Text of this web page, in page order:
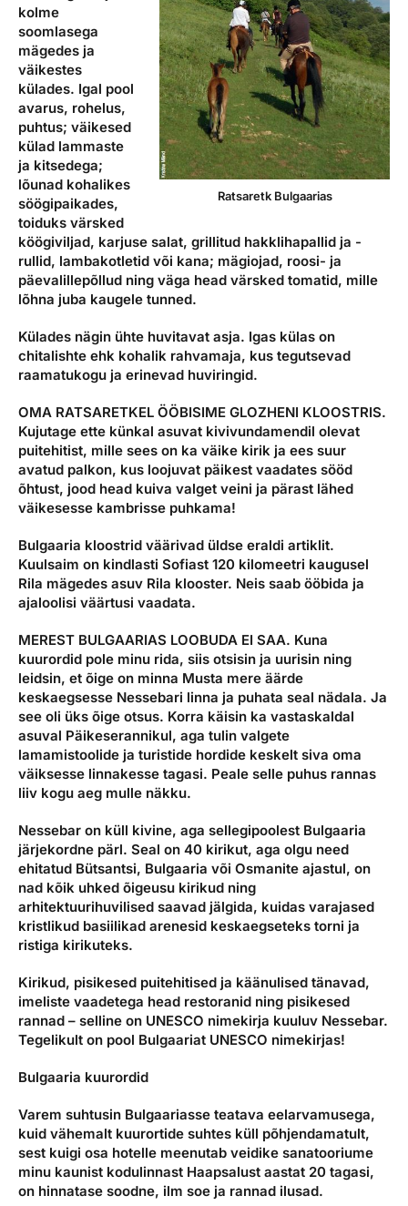
Ratsaretk Bulgaarias
kolme
soomlasega
mägedes ja
väikestes
külades. Igal pool
avarus, rohelus,
puhtus; väikesed
külad lammaste
ja kitsedega;
lõunad kohalikes
söögipaikades,
toiduks värsked
köögiviljad, karjuse salat, grillitud hakklihapallid ja -
rullid, lambakotletid või kana; mägiojad, roosi- ja
päevalillepõllud ning väga head värsked tomatid, mille
lõhna juba kaugele tunned.
Külades nägin ühte huvitavat asja. Igas külas on
chitalishte ehk kohalik rahvamaja, kus tegutsevad
raamatukogu ja erinevad huviringid.
OMA RATSARETKEL ÖÖBISIME GLOZHENI KLOOSTRIS.
Kujutage ette künkal asuvat kivivundamendil olevat
puitehitist, mille sees on ka väike kirik ja ees suur
avatud palkon, kus loojuvat päikest vaadates sööd
õhtust, jood head kuiva valget veini ja pärast lähed
väikesesse kambrisse puhkama!
Bulgaaria kloostrid väärivad üldse eraldi artiklit.
Kuulsaim on kindlasti Sofiast 120 kilomeetri kaugusel
Rila mägedes asuv Rila klooster. Neis saab ööbida ja
ajaloolisi väärtusi vaadata.
MEREST BULGAARIAS LOOBUDA EI SAA. Kuna
kuurordid pole minu rida, siis otsisin ja uurisin ning
leidsin, et õige on minna Musta mere äärde
keskaegsesse Nessebari linna ja puhata seal nädala. Ja
see oli üks õige otsus. Korra käisin ka vastaskaldal
asuval Päikeserannikul, aga tulin valgete
lamamistoolide ja turistide hordide keskelt siva oma
väiksesse linnakesse tagasi. Peale selle puhus rannas
liiv kogu aeg mulle näkku.
Nessebar on küll kivine, aga sellegipoolest Bulgaaria
järjekordne pärl. Seal on 40 kirikut, aga olgu need
ehitatud Bütsantsi, Bulgaaria või Osmanite ajastul, on
nad kõik uhked õigeusu kirikud ning
arhitektuurihuvilised saavad jälgida, kuidas varajased
kristlikud basiilikad arenesid keskaegseteks torni ja
ristiga kirikuteks.
Kirikud, pisikesed puitehitised ja käänulised tänavad,
imeliste vaadetega head restoranid ning pisikesed
rannad – selline on UNESCO nimekirja kuuluv Nessebar.
Tegelikult on pool Bulgaariat UNESCO nimekirjas!
Bulgaaria kuurordid
Varem suhtusin Bulgaariasse teatava eelarvamusega,
kuid vähemalt kuurortide suhtes küll põhjendamatult,
sest kuigi osa hotelle meenutab veidike sanatooriume
minu kaunist kodulinnast Haapsalust aastat 20 tagasi,
on hinnatase soodne, ilm soe ja rannad ilusad.